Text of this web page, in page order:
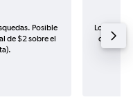
Posible
de $2 sobre el
Los
de